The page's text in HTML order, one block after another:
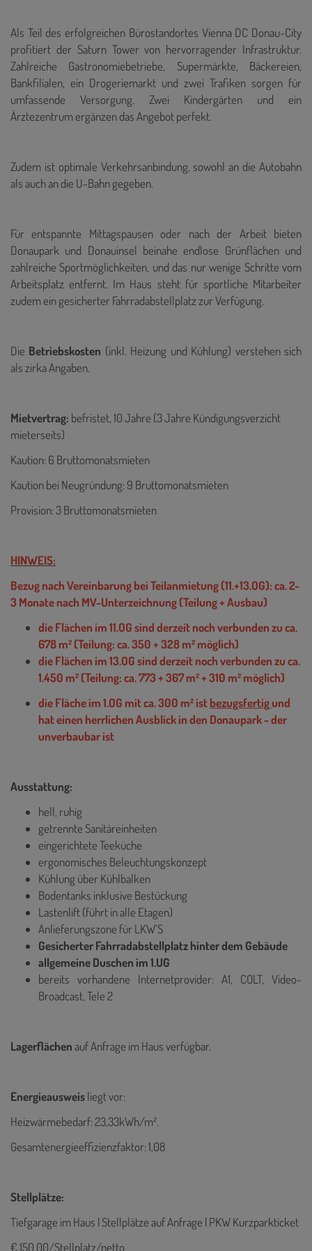
Als Teil des erfolgreichen Bürostandortes Vienna DC Donau-City
profitiert der Saturn Tower von hervorragender Infrastruktur.
Zahlreiche Gastronomiebetriebe, Supermärkte, Bäckereien,
Bankfilialen, ein Drogeriemarkt und zwei Trafiken sorgen für
umfassende Versorgung. Zwei Kindergärten und ein
Ärztezentrum ergänzen das Angebot perfekt.
Zudem ist optimale Verkehrsanbindung, sowohl an die Autobahn
als auch an die U-Bahn gegeben.
Für entspannte Mittagspausen oder nach der Arbeit bieten
Donaupark und Donauinsel beinahe endlose Grünflächen und
zahlreiche Sportmöglichkeiten, und das nur wenige Schritte vom
Arbeitsplatz entfernt. Im Haus steht für sportliche Mitarbeiter
zudem ein gesicherter Fahrradabstellplatz zur Verfügung.
Die Betriebskosten (inkl. Heizung und Kühlung) verstehen sich
als zirka Angaben.
Mietvertrag: befristet, 10 Jahre (3 Jahre Kündigungsverzicht
mieterseits)
Kaution: 6 Bruttomonatsmieten
Kaution bei Neugründung: 9 Bruttomonatsmieten
Provision: 3 Bruttomonatsmieten
HINWEIS:
Bezug nach Vereinbarung bei Teilanmietung (11.+13.OG): ca. 2-
3 Monate nach MV-Unterzeichnung (Teilung + Ausbau)
die Flächen im 11.OG sind derzeit noch verbunden zu ca.
678 m² (Teilung: ca. 350 + 328 m² möglich)
die Flächen im 13.OG sind derzeit noch verbunden zu ca.
1.450 m² (Teilung: ca. 773+ 367 m² + 310 m² möglich)
die Fläche im 1.OG mit ca. 300 m² istbezugsfertigund
hat einen herrlichen Ausblick in den Donaupark - der
unverbaubar ist
Ausstattung:
hell, ruhig
getrennte Sanitäreinheiten
eingerichtete Teeküche
ergonomisches Beleuchtungskonzept
Kühlung über Kühlbalken
Bodentanks inklusive Bestückung
Lastenlift (führt in alle Etagen)
Anlieferungszone für LKW’S
Gesicherter Fahrradabstellplatz hinter dem Gebäude
allgemeine Duschen im 1.UG
bereits vorhandene Internetprovider: A1, COLT, Video-
Broadcast, Tele 2
Lagerflächenauf Anfrage im Haus verfügbar.
Energieausweisliegt vor:
Heizwärmebedarf: 23,33kWh/m².
Gesamtenergieeffizienzfaktor: 1,08
Stellplätze:
Tiefgarage im Haus | Stellplätze auf Anfrage |PKW Kurzparkticket
€ 150,00/Stellplatz/netto